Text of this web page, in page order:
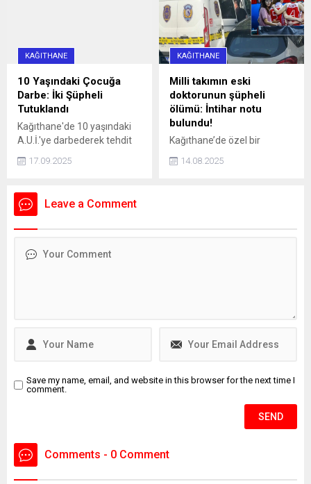
tutuklandı.
KAĞITHANE
10 Yaşındaki Çocuğa
Darbe: İki Şüpheli
Tutuklandı
Kağıthane'de 10 yaşındaki
A.U.İ.'ye darbederek tehdit
eden ve kaçmaya çalışırken
bir aracın çarpmasına neden
yaşındaki E.S. gözaltına
alındı. Şüpheliler, adliyeye
17.09.2025
KAĞITHANE
Milli takımın eski
doktorunun şüpheli
ölümü: İntihar notu
bulundu!
Kağıthane’de özel bir
hastanede Acil Tıp Uzmanı
olarak görev yapan doktor
intiharımı erteledim" yazılı
14.08.2025
Leave a Comment
Save my name, email, and website in this browser for the next time I
comment.
Comments - 0 Comment